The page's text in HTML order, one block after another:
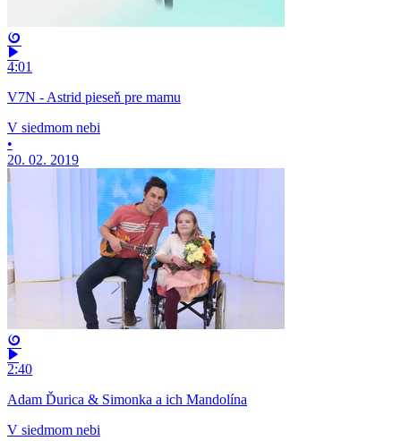
4:01
V7N - Astrid pieseň pre mamu
V siedmom nebi
•
20. 02. 2019
2:40
Adam Ďurica & Simonka a ich Mandolína
V siedmom nebi